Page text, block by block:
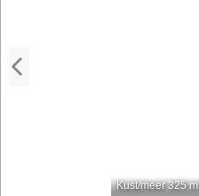
Kust/meer 325 m